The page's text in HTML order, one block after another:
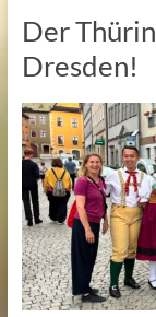
Der
Dresden!